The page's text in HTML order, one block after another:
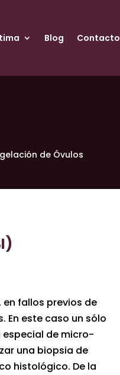
Blog Contacto
de Óvulos
fallos previos de
En este caso un sólo
de micro-
una biopsia de
histológico. De la